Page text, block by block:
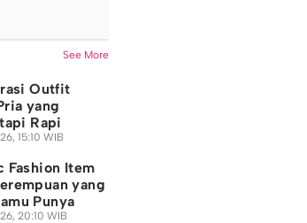
See More
Outfit
yang
Rapi
15:10 WIB
Fashion Item
yang
Punya
20:10 WIB